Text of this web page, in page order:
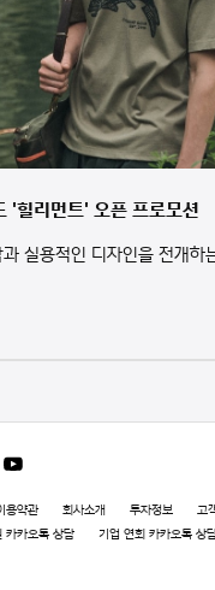
'힐리먼트' 오픈 프로모션
실용적인 디자인을 전개하
용약관 회사소개 투자정보 고
카카오톡 상담 기업 연회 카카오톡 상